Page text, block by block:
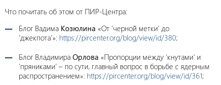
Что почитать об этом от ПИР-Центра:
Блог Вадима Козюлина «От ’черной метки’ до
’джекпота’»: https://pircenter.org/blog/view/id/380;
Блог Владимира Орлова «Пропорции между ’кнутами’ и
’пряниками’ – по сути, главный вопрос в борьбе с ядерным
распространением»: https://pircenter.org/blog/view/id/361;